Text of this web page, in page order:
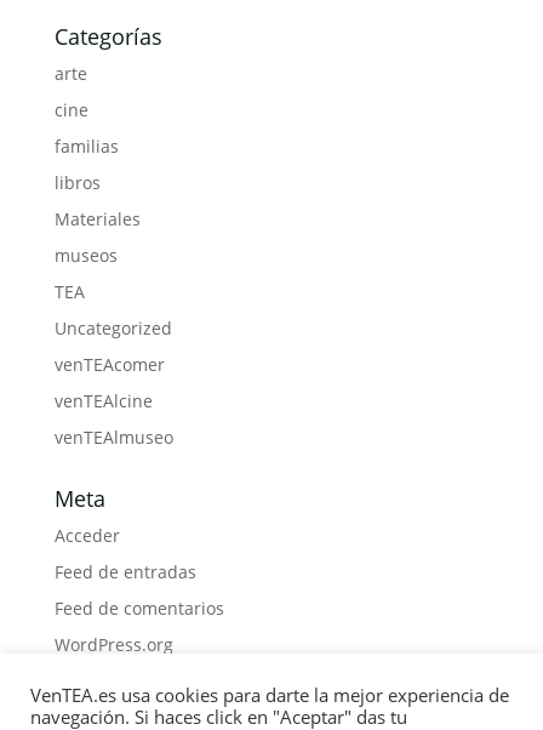
Categorías
arte
cine
familias
libros
Materiales
museos
TEA
Uncategorized
venTEAcomer
venTEAlcine
venTEAlmuseo
Meta
Acceder
Feed de entradas
Feed de comentarios
WordPress.org
VenTEA.es usa cookies para darte la mejor experiencia de
navegación. Si haces click en "Aceptar" das tu